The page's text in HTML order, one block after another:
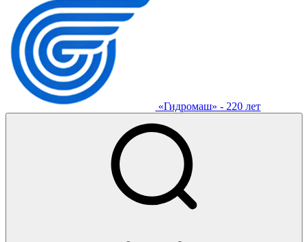
«Гидромаш» - 220 лет